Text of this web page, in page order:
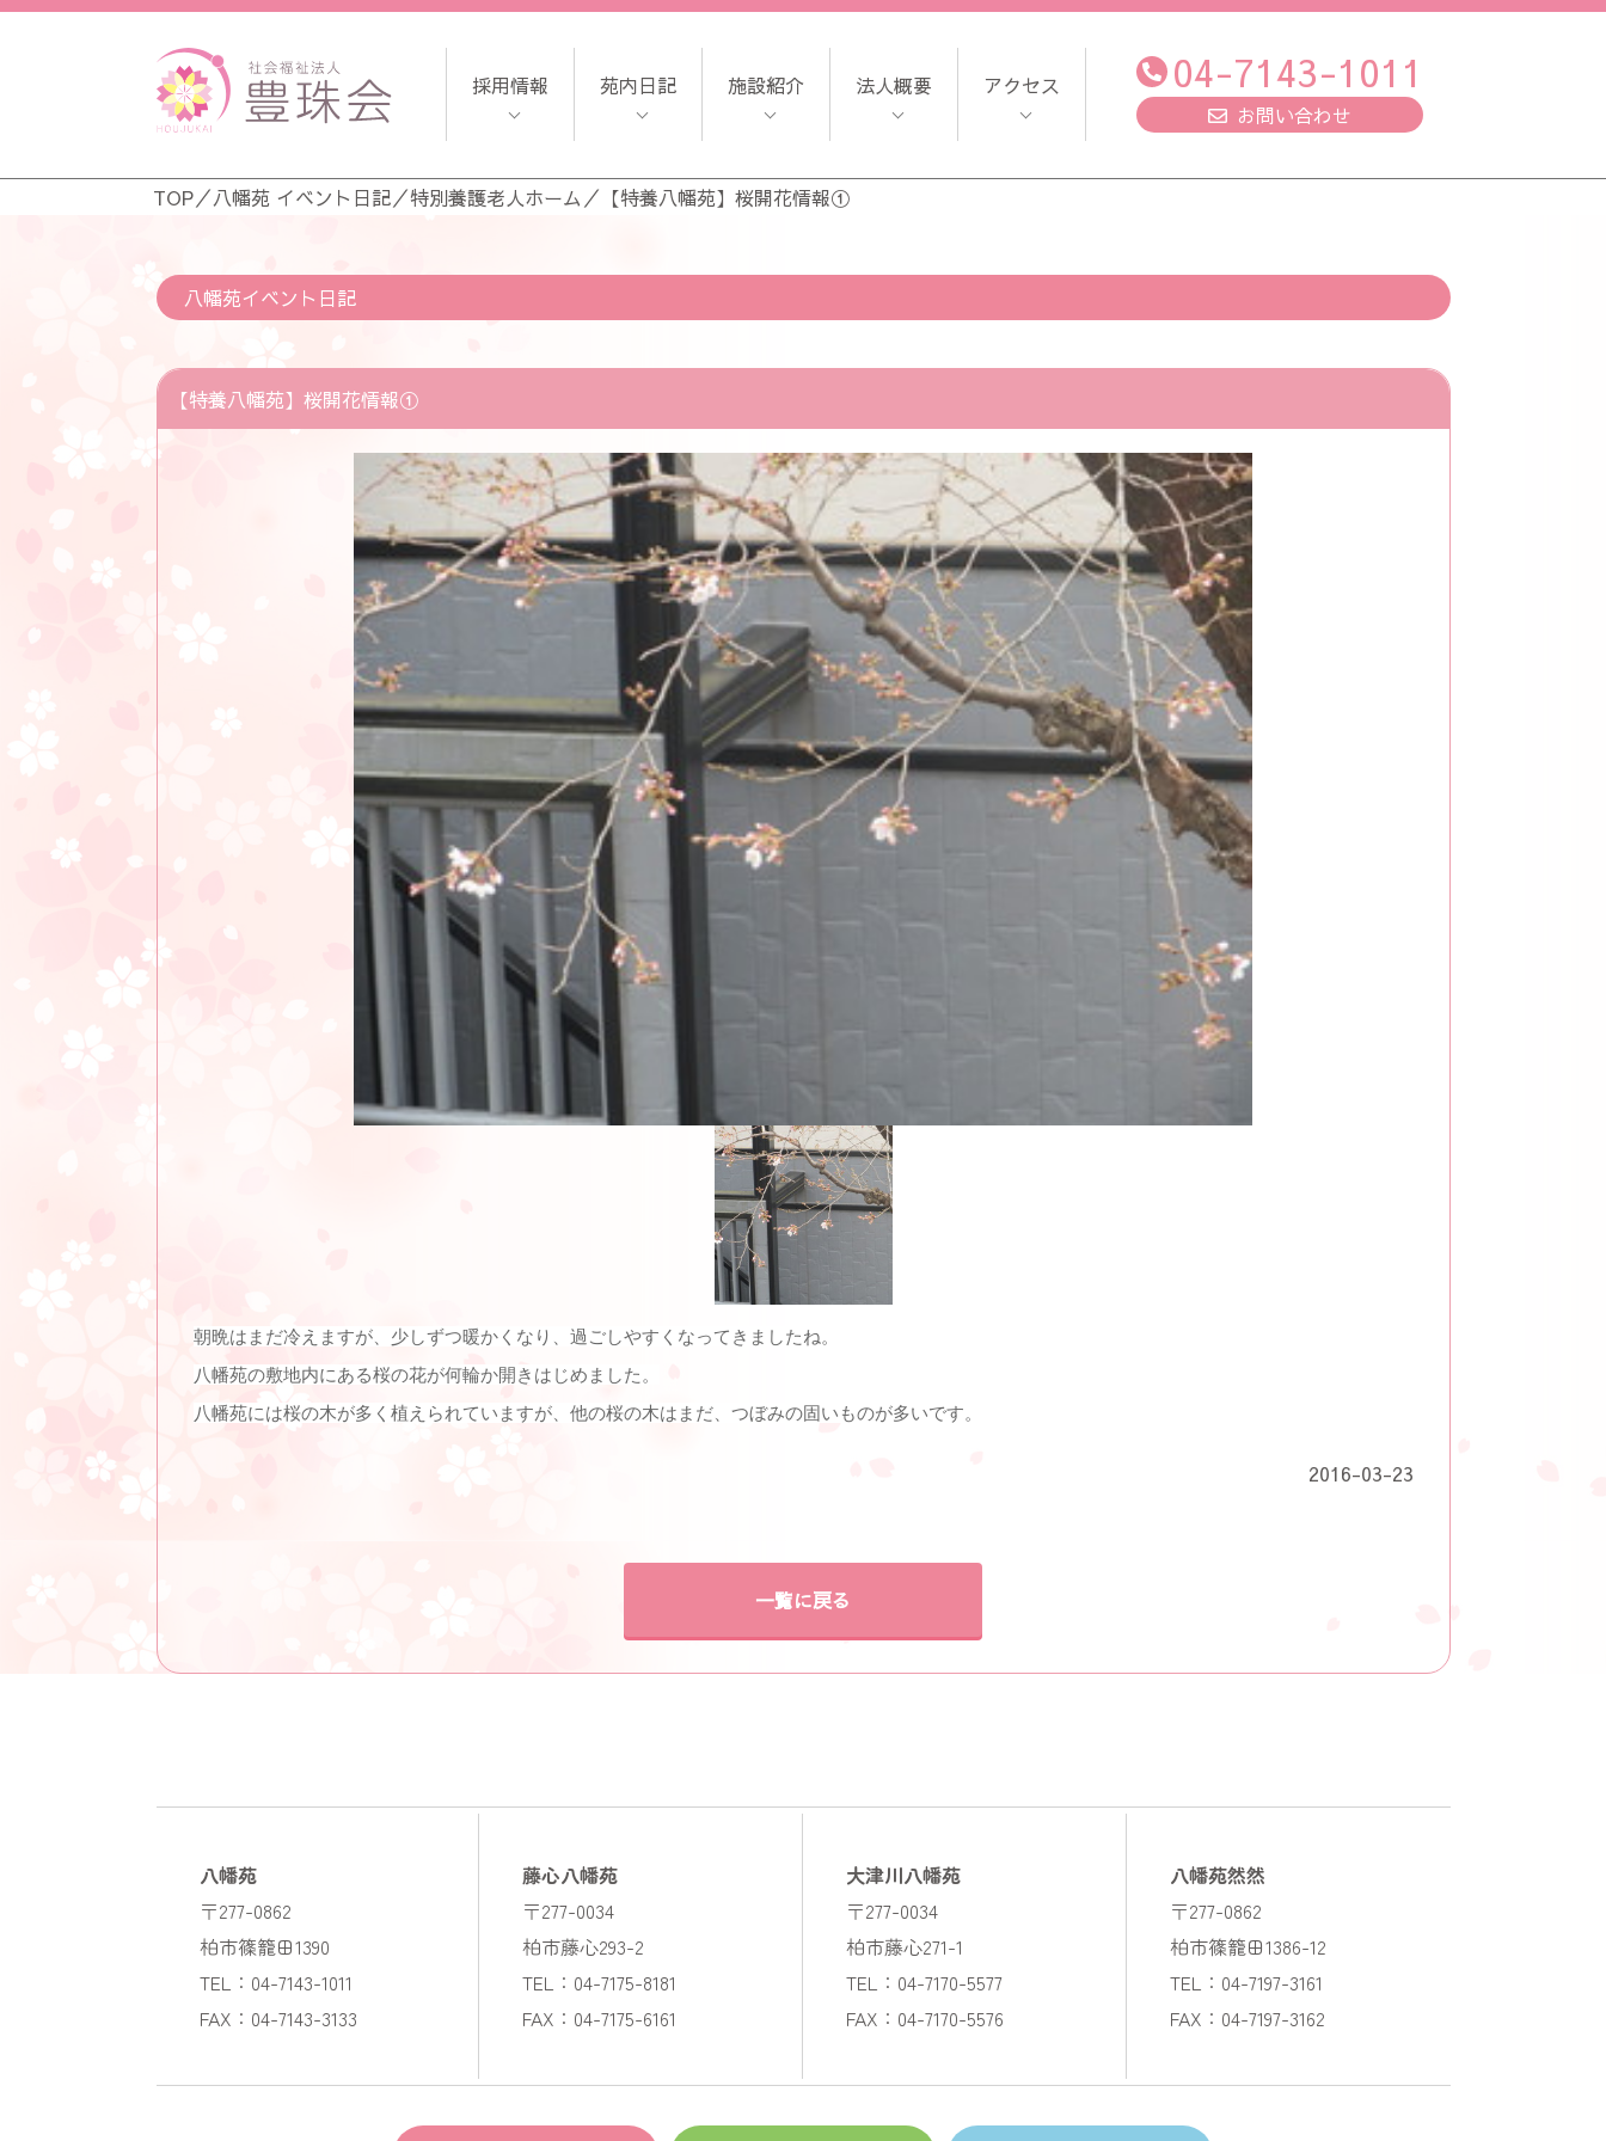
採用情報 苑内日記 施設紹介 法人概要 アクセス 04-7143-1011
お問い合わせ
TOP／八幡苑 イベント日記／特別養護老人ホーム ／ 【特養八幡苑】桜開花情報①
八幡苑イベント日記
【特養八幡苑】桜開花情報①
朝晩はまだ冷えますが、少しずつ暖かくなり、過ごしやすくなってきましたね。
八幡苑の敷地内にある桜の花が何輪か開きはじめました。
八幡苑には桜の木が多く植えられていますが、他の桜の木はまだ、つぼみの固いものが多いです。
2016-03-23
一覧に戻る
八幡苑
〒277-0862
柏市篠籠田1390
TEL：04-7143-1011
FAX：04-7143-3133
藤心八幡苑
〒277-0034
柏市藤心293-2
TEL：04-7175-8181
FAX：04-7175-6161
大津川八幡苑
〒277-0034
柏市藤心271-1
TEL：04-7170-5577
FAX：04-7170-5576
八幡苑然然
〒277-0862
柏市篠籠田1386-12
TEL：04-7197-3161
FAX：04-7197-3162